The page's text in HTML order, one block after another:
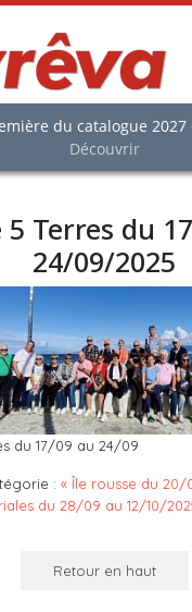
du catalogue
Découvrir
Terres du
24/09/2025
du 17/09 au 24/09
: « Île rousse du
du 28/09 au 12/10/
Retour en haut